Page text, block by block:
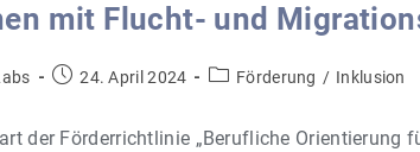
mit Flucht- und
Beitrag24. April 2024
Beitrags-
Förderung / Inklusion
der Förderrichtlinie „Berufliche